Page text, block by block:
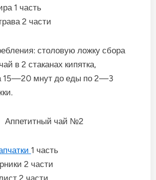
1 часть
2 части
столовую ложку сбора
в 2 стаканах кипятка,
15—20 мнут до еды по 2—3
Аппетитный чай №2
1 часть
2 части
2 части